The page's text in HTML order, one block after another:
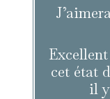
cet état
il